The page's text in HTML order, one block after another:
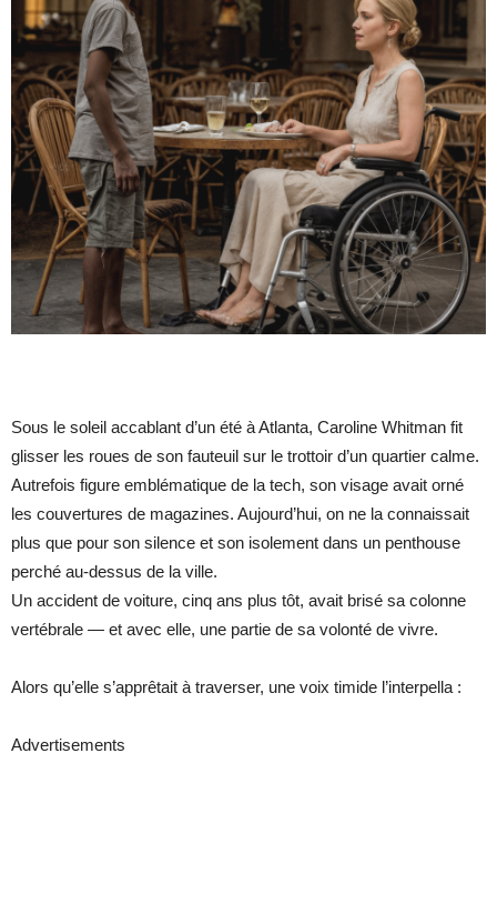
Sous le soleil accablant d’un été à Atlanta, Caroline Whitman fit
glisser les roues de son fauteuil sur le trottoir d’un quartier calme.
Autrefois figure emblématique de la tech, son visage avait orné
les couvertures de magazines. Aujourd’hui, on ne la connaissait
plus que pour son silence et son isolement dans un penthouse
perché au-dessus de la ville.
Un accident de voiture, cinq ans plus tôt, avait brisé sa colonne
vertébrale — et avec elle, une partie de sa volonté de vivre.
Alors qu’elle s’apprêtait à traverser, une voix timide l’interpella :
Advertisements